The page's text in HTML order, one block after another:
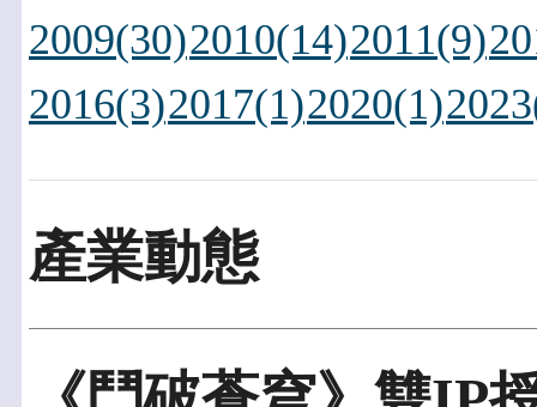
2009(30)2010(14)2011(9)
2016(3)2017(1)2020(1)
產業動態